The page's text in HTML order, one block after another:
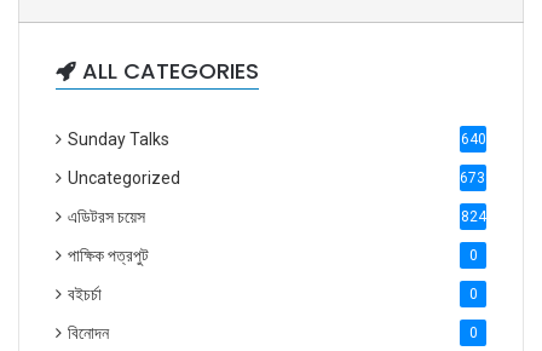
ALL CATEGORIES
Sunday Talks 640
Uncategorized 6738
এডিটরস চয়েস 824
পাক্ষিক পত্রপুট 0
বইচর্চা 0
বিনোদন 0